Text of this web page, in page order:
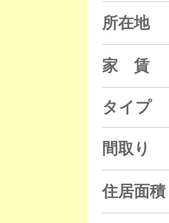
所在地
家 賃
タイプ
間取り
住居面積